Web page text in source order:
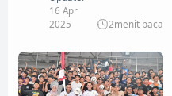
16 Apr
2025
2menit baca